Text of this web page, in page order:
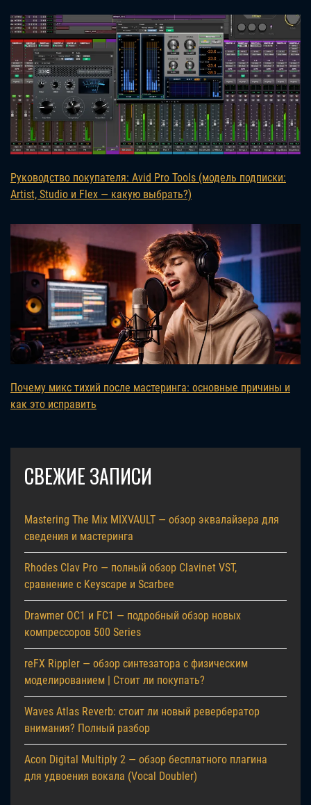
Руководство покупателя: Avid Pro Tools (модель подписки:
Artist, Studio и Flex — какую выбрать?)
Почему микс тихий после мастеринга: основные причины и
как это исправить
СВЕЖИЕ ЗАПИСИ
Mastering The Mix MIXVAULT — обзор эквалайзера для
сведения и мастеринга
Rhodes Clav Pro — полный обзор Clavinet VST,
сравнение с Keyscape и Scarbee
Drawmer OC1 и FC1 — подробный обзор новых
компрессоров 500 Series
reFX Rippler — обзор синтезатора с физическим
моделированием | Стоит ли покупать?
Waves Atlas Reverb: стоит ли новый ревербератор
внимания? Полный разбор
Acon Digital Multiply 2 — обзор бесплатного плагина
для удвоения вокала (Vocal Doubler)